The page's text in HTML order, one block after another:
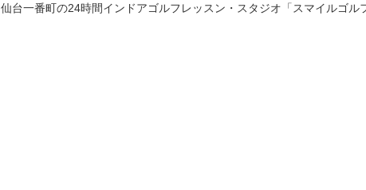
仙台一番町の24時間インドアゴルフレッスン・スタジオ「スマイルゴ